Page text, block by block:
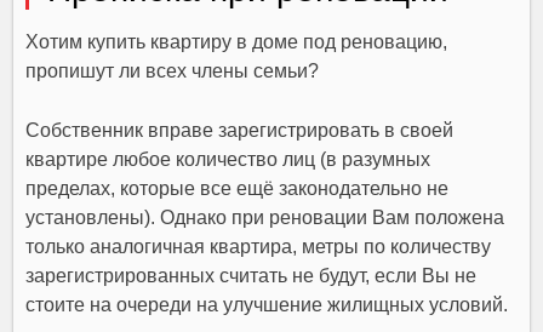
Хотим купить квартиру в доме под реновацию,
пропишут ли всех члены семьи?
Собственник вправе зарегистрировать в своей
квартире любое количество лиц (в разумных
пределах, которые все ещё законодательно не
установлены). Однако при реновации Вам положена
только аналогичная квартира, метры по количеству
зарегистрированных считать не будут, если Вы не
стоите на очереди на улучшение жилищных условий.